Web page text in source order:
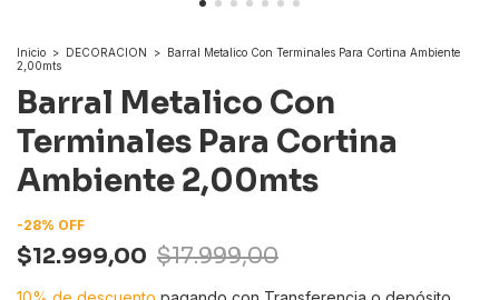
Inicio > DECORACION > Barral Metalico Con Terminales Para Cortina Ambiente
2,00mts
Barral Metalico Con
Terminales Para Cortina
Ambiente 2,00mts
-28% OFF
$12.999,00 $17.999,00